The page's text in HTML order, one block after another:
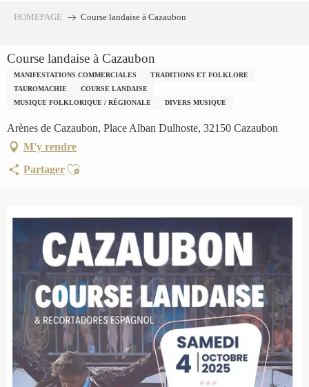
principal
HOMEPAGE Course landaise à Cazaubon
Course landaise à Cazaubon
MANIFESTATIONS COMMERCIALES
TRADITIONS ET FOLKLORE
TAUROMACHIE
COURSE LANDAISE
MUSIQUE FOLKLORIQUE / RÉGIONALE
DIVERS MUSIQUE
Arènes de Cazaubon, Place Alban Dulhoste, 32150 Cazaubon
M'y rendre
PartagerAjouter aux favoris